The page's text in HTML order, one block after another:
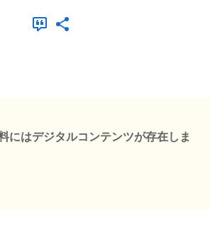
にはデジタルコンテンツが存在しま